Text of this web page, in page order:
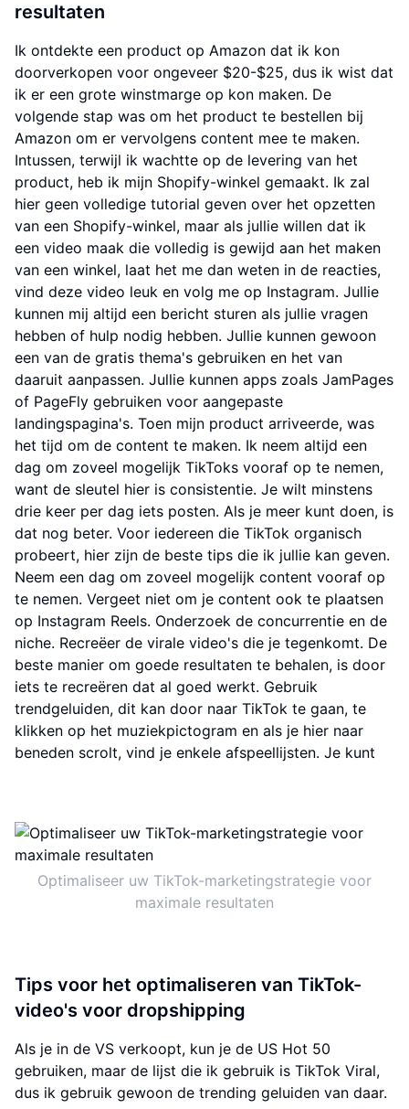
resultaten
Ik ontdekte een product op Amazon dat ik kon
doorverkopen voor ongeveer $20-$25, dus ik wist dat
ik er een grote winstmarge op kon maken. De
volgende stap was om het product te bestellen bij
Amazon om er vervolgens content mee te maken.
Intussen, terwijl ik wachtte op de levering van het
product, heb ik mijn Shopify-winkel gemaakt. Ik zal
hier geen volledige tutorial geven over het opzetten
van een Shopify-winkel, maar als jullie willen dat ik
een video maak die volledig is gewijd aan het maken
van een winkel, laat het me dan weten in de reacties,
vind deze video leuk en volg me op Instagram. Jullie
kunnen mij altijd een bericht sturen als jullie vragen
hebben of hulp nodig hebben. Jullie kunnen gewoon
een van de gratis thema's gebruiken en het van
daaruit aanpassen. Jullie kunnen apps zoals JamPages
of PageFly gebruiken voor aangepaste
landingspagina's. Toen mijn product arriveerde, was
het tijd om de content te maken. Ik neem altijd een
dag om zoveel mogelijk TikToks vooraf op te nemen,
want de sleutel hier is consistentie. Je wilt minstens
drie keer per dag iets posten. Als je meer kunt doen, is
dat nog beter. Voor iedereen die TikTok organisch
probeert, hier zijn de beste tips die ik jullie kan geven.
Neem een dag om zoveel mogelijk content vooraf op
te nemen. Vergeet niet om je content ook te plaatsen
op Instagram Reels. Onderzoek de concurrentie en de
niche. Recreëer de virale video's die je tegenkomt. De
beste manier om goede resultaten te behalen, is door
iets te recreëren dat al goed werkt. Gebruik
trendgeluiden, dit kan door naar TikTok te gaan, te
klikken op het muziekpictogram en als je hier naar
beneden scrolt, vind je enkele afspeellijsten. Je kunt
Optimaliseer uw TikTok-marketingstrategie voor
maximale resultaten
Tips voor het optimaliseren van TikTok-
video's voor dropshipping
Als je in de VS verkoopt, kun je de US Hot 50
gebruiken, maar de lijst die ik gebruik is TikTok Viral,
dus ik gebruik gewoon de trending geluiden van daar.